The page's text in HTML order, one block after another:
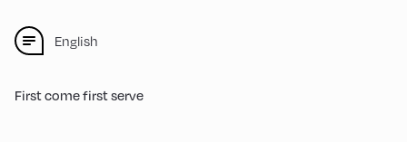
English
First come first serve